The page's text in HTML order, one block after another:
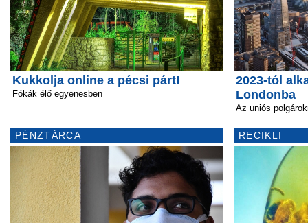
Kukkolja online a pécsi párt!
Fókák élő egyenesben
PÉNZTÁRCA
2023-tól
Londonba
Az uniós
RECIKLI